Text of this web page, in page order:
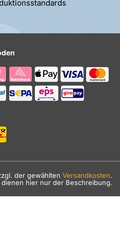
der gewählten Versandkosten.
hier nur der Beschreibung.